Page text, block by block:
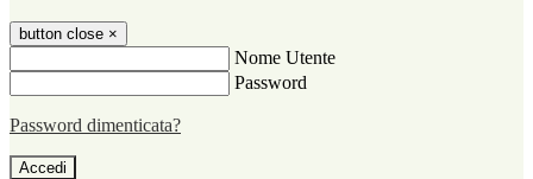
button close ×
Nome Utente
Password
Password dimenticata?